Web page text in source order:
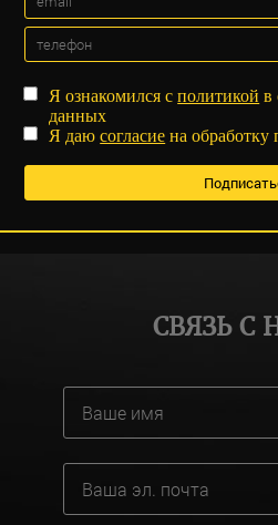
Я ознакомился сполитикой в
данных
Я даюсогласие на
СВЯЗЬ С